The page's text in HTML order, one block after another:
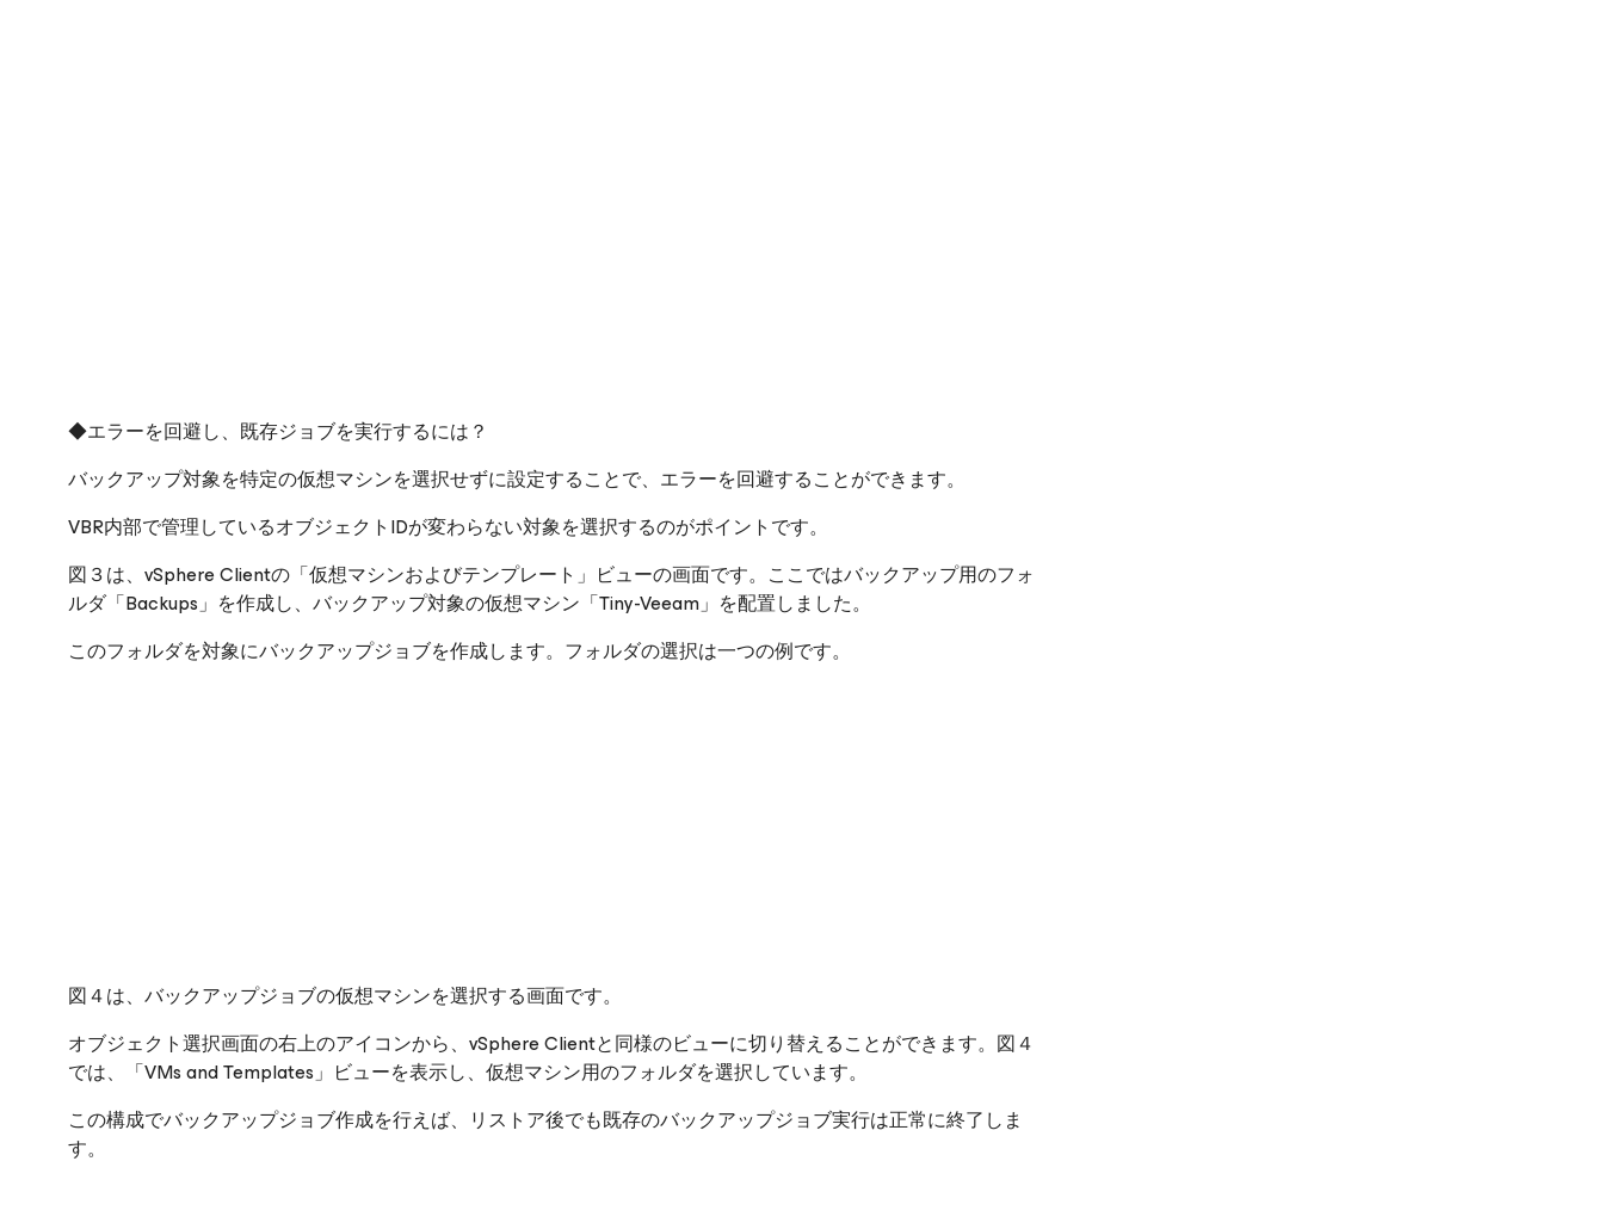
◆エラーを回避し、既存ジョブを実行するには？
バックアップ対象を特定の仮想マシンを選択せずに設定することで、エラーを回避することができます。
VBR内部で管理しているオブジェクトIDが変わらない対象を選択するのがポイントです。
図３は、vSphere Clientの「仮想マシンおよびテンプレート」ビューの画面です。ここではバックアップ用のフォ
ルダ「Backups」を作成し、バックアップ対象の仮想マシン「Tiny-Veeam」を配置しました。
このフォルダを対象にバックアップジョブを作成します。フォルダの選択は一つの例です。
図４は、バックアップジョブの仮想マシンを選択する画面です。
オブジェクト選択画面の右上のアイコンから、vSphere Clientと同様のビューに切り替えることができます。図４
では、「VMs and Templates」ビューを表示し、仮想マシン用のフォルダを選択しています。
この構成でバックアップジョブ作成を行えば、リストア後でも既存のバックアップジョブ実行は正常に終了しま
す。